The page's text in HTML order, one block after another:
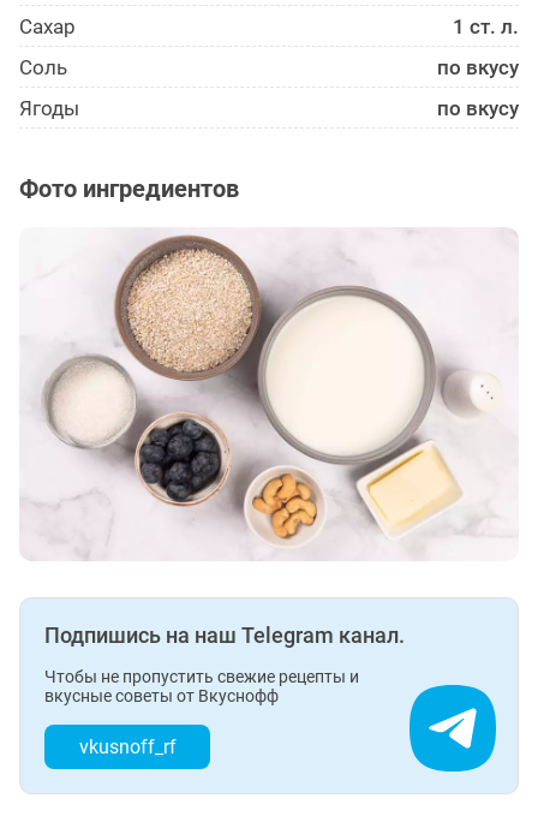
Сахар
1 ст. л.
Соль
по вкусу
Ягоды
по вкусу
Фото ингредиентов
Подпишись на наш Telegram канал.
Чтобы не пропустить свежие рецепты и
вкусные советы от Вкуснофф
vkusnoff_rf